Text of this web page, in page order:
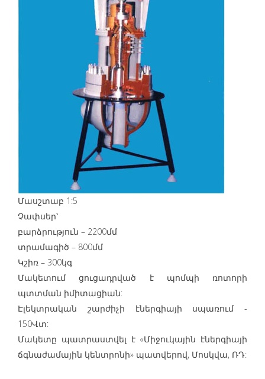
Մասշտաբ 1:5
Չափսեր՝
բարձրություն – 2200մմ
տրամագիծ – 800մմ
Կշիռ – 300կգ
Մակետում ցուցադրված է պոմպի ռոտորի
պտտման իմիտացիան:
Էլեկտրական շարժիչի էներգիայի սպառում -
150Վտ:
Մակետը պատրաստվել է «Միջուկային էներգիայի
ճգնաժամային կենտրոնի» պատվերով, Մոսկվա, ՌԴ: